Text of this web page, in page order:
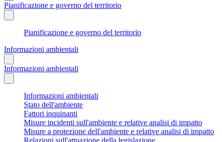
Pianificazione e governo del territorio
Pianificazione e governo del territorio
Informazioni ambientali
Informazioni ambientali
Informazioni ambientali
Stato dell'ambiente
Fattori inquinanti
Misure incidenti sull'ambiente e relative analisi di impatto
Misure a protezione dell'ambiente e relative analisi di impatto
Relazioni sull'attuazione della legislazione